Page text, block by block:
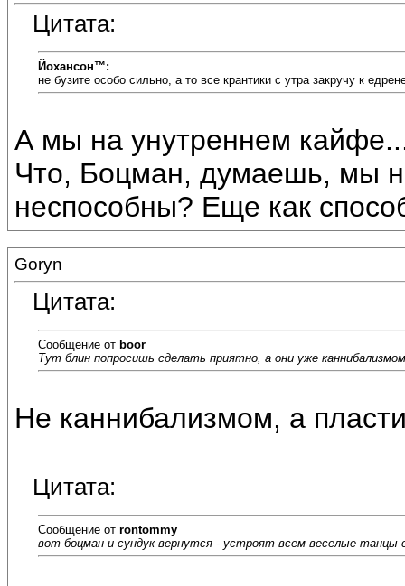
Цитата:
Йохансон™:
не бузите особо сильно, а то все крантики с утра закручу к
А мы на унутреннем
Что, Боцман, думаешь, мы
неспособны? Еще как
Goryn
Цитата:
Сообщение от boor
Тут блин попросишь сделать приятно, а они уже
Не каннибализмом, а
Цитата:
Сообщение от rontommy
вот боцман и сундук вернутся - устроят всем веселые танцы с